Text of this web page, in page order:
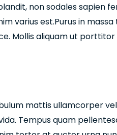
non sodales sapien
varius est.Purus in
Mollis aliquam ut
mattis ullamcorper
Tempus quam